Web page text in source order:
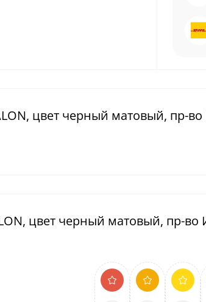
цвет черный матовый, пр-во
цвет черный матовый, пр-во